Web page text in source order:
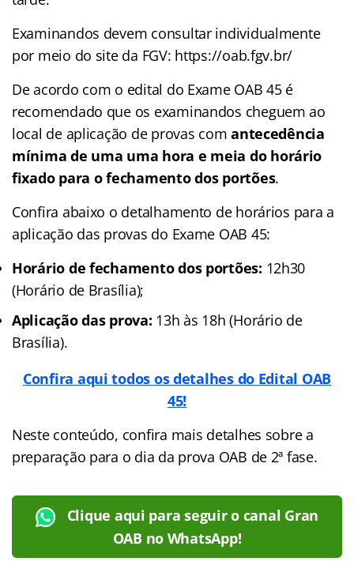
Examinandos devem consultar individualmente
por meio do site da FGV: https://oab.fgv.br/
De acordo com o edital do Exame OAB 45 é
recomendado que os examinandos cheguem ao
local de aplicação de provas comantecedência
mínima de uma uma hora e meia do horário
fixado para o fechamento dos portões.
Confira abaixo o detalhamento de horários para a
aplicação das provas do Exame OAB 45:
Horário de fechamento dos portões: 12h30
(Horário de Brasília);
Aplicação das prova: 13h às 18h (Horário de
Brasília).
Confira aqui todos os detalhes do Edital OAB
45!
Neste conteúdo, confira mais detalhes sobre a
preparação para o dia da prova OAB de 2ª fase.
Clique aqui para seguir o canal Gran
OAB no WhatsApp!